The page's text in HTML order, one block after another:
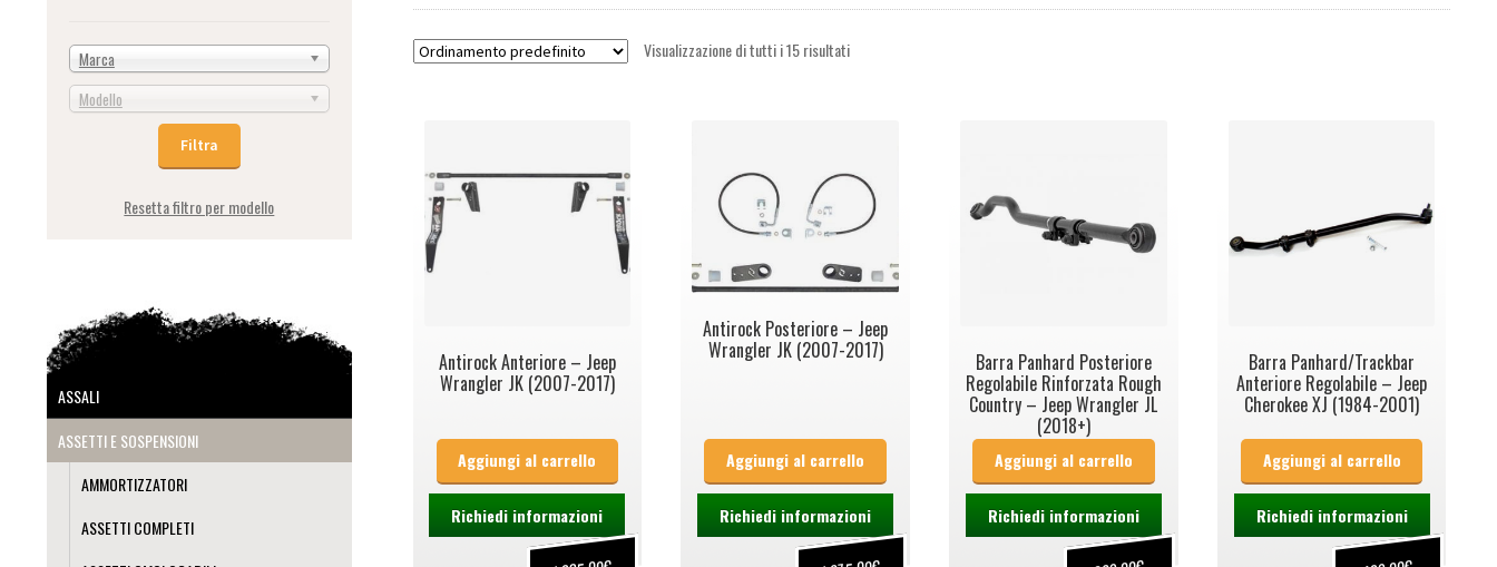
Visualizzazione di tutti i 15 risultati
Antirock Anteriore – Jeep
Wrangler JK (2007-2017)
Aggiungi al carrello
Richiedi informazioni
Antirock Posteriore – Jeep
Wrangler JK (2007-2017)
Aggiungi al carrello
Richiedi informazioni
Barra Panhard Posteriore
Regolabile Rinforzata Rough
Country – Jeep Wrangler JL
(2018+)
Aggiungi al carrello
Richiedi informazioni
Barra Panhard/Trackbar
Anteriore Regolabile – Jeep
Cherokee XJ (1984-2001)
Aggiungi al carrello
Richiedi informazioni
Marca
Modello
Resetta filtro per modello
ASSALI
ASSETTI E SOSPENSIONI
AMMORTIZZATORI
ASSETTI COMPLETI